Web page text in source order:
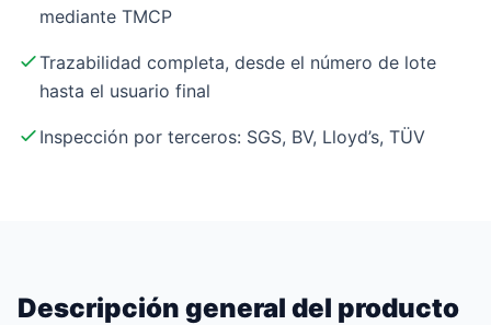
mediante TMCP
Trazabilidad completa, desde el número de lote
hasta el usuario final
Inspección por terceros: SGS, BV, Lloyd’s, TÜV
Descripción general del producto